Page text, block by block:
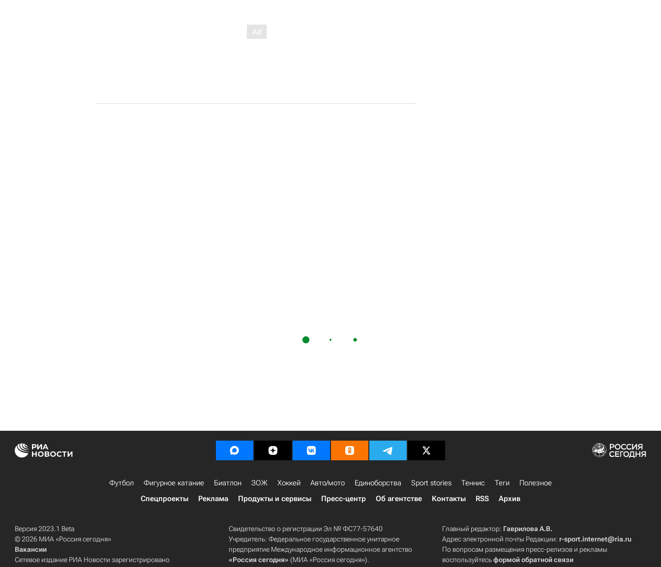
Футбол Фигурное катание Биатлон ЗОЖ Хоккей Авто/мото Единоборства Sport stories Теннис Теги
Полезное
Спецпроекты
Реклама Продукты и сервисы Пресс-центр Об агентстве Контакты RSS Архив
Версия 2023.1 Beta
© 2026 МИА «Россия сегодня»
Вакансии
Сетевое издание РИА Новости зарегистрировано
Свидетельство о регистрации Эл № ФС77-57640
Учредитель: Федеральное государственное унитарное
предприятие Международное информационное агентство
«Россия сегодня» (МИА «Россия сегодня»).
Главный редактор: Гаврилова А.В.
Адрес электронной почты Редакции: r-sport.internet@ria.ru
По вопросам размещения пресс-релизов и рекламы
воспользуйтесьформой обратной связи